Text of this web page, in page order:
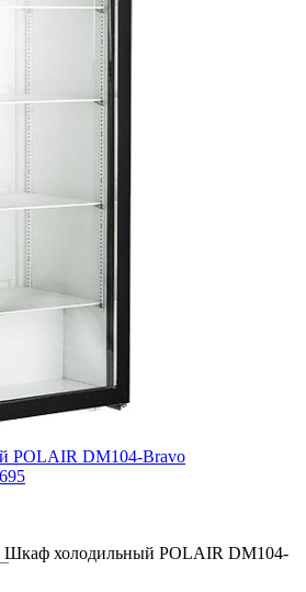
POLAIR DM104-Bravo
Шкаф холодильный POLAIR DM104-